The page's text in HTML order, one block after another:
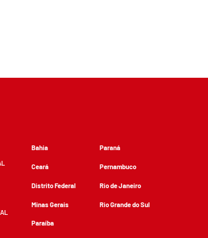
Bahia
Ceará
Distrito Federal
Minas Gerais
Paraíba
Paraná
Pernambuco
Rio de Janeiro
Rio Grande do Sul